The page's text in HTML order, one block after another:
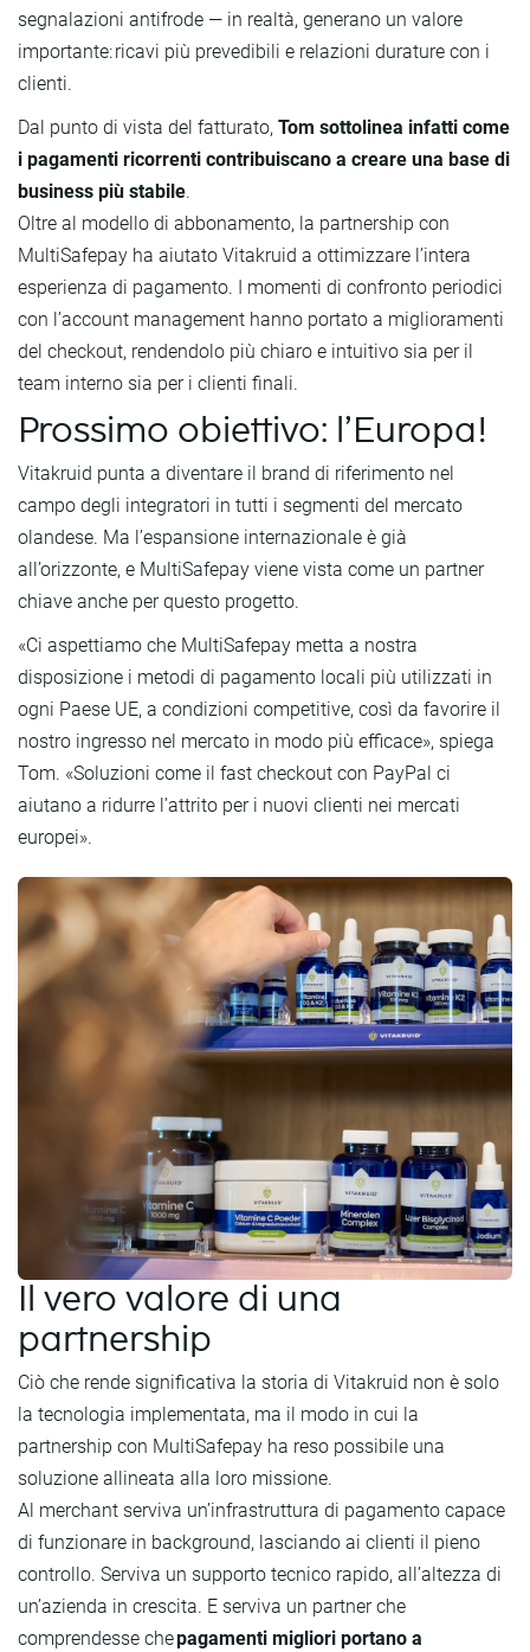
segnalazioni antifrode — in realtà, generano un valore
importante: ricavi più prevedibili e relazioni durature con i
clienti.
Dal punto di vista del fatturato, Tom sottolinea infatti come
i pagamenti ricorrenti contribuiscano a creare una base di
business più stabile.
Oltre al modello di abbonamento, la partnership con
MultiSafepay ha aiutato Vitakruid a ottimizzare l’intera
esperienza di pagamento. I momenti di confronto periodici
con l’account management hanno portato a miglioramenti
del checkout, rendendolo più chiaro e intuitivo sia per il
team interno sia per i clienti finali.
Prossimo obiettivo: l’Europa!
Vitakruid punta a diventare il brand di riferimento nel
campo degli integratori in tutti i segmenti del mercato
olandese. Ma l’espansione internazionale è già
all’orizzonte, e MultiSafepay viene vista come un partner
chiave anche per questo progetto.
«Ci aspettiamo che MultiSafepay metta a nostra
disposizione i metodi di pagamento locali più utilizzati in
ogni Paese UE, a condizioni competitive, così da favorire il
nostro ingresso nel mercato in modo più efficace», spiega
Tom. «Soluzioni come il fast checkout con PayPal ci
aiutano a ridurre l’attrito per i nuovi clienti nei mercati
europei».
Il vero valore di una
partnership
Ciò che rende significativa la storia di Vitakruid non è solo
la tecnologia implementata, ma il modo in cui la
partnership con MultiSafepay ha reso possibile una
soluzione allineata alla loro missione.
Al merchant serviva un’infrastruttura di pagamento capace
di funzionare in background, lasciando ai clienti il pieno
controllo. Serviva un supporto tecnico rapido, all’altezza di
un’azienda in crescita. E serviva un partner che
comprendesse chepagamenti migliori portano a